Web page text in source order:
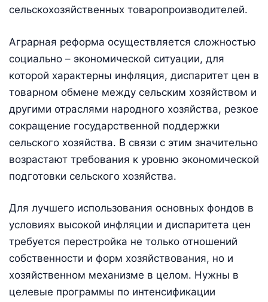
сельскохозяйственных товаропроизводителей.
Аграрная реформа осуществляется сложностью
социально – экономической ситуации, для
которой характерны инфляция, диспаритет цен в
товарном обмене между сельским хозяйством и
другими отраслями народного хозяйства, резкое
сокращение государственной поддержки
сельского хозяйства. В связи с этим значительно
возрастают требования к уровню экономической
подготовки сельского хозяйства.
Для лучшего использования основных фондов в
условиях высокой инфляции и диспаритета цен
требуется перестройка не только отношений
собственности и форм хозяйствования, но и
хозяйственном механизме в целом. Нужны в
целевые программы по интенсификации